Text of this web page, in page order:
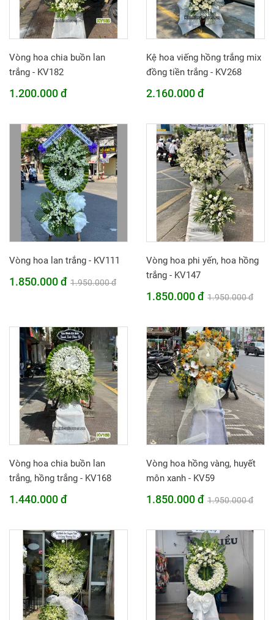
Vòng hoa chia buồn lan
trắng - KV182
1.200.000 đ
Kệ hoa viếng hồng trắng mix
đồng tiền trắng - KV268
2.160.000 đ
Vòng hoa lan trắng - KV111
1.850.000 đ 1.950.000 đ
Vòng hoa phi yến, hoa hồng
trắng - KV147
1.850.000 đ 1.950.000 đ
Vòng hoa chia buồn lan
trắng, hồng trắng - KV168
1.440.000 đ
Vòng hoa hồng vàng, huyết
môn xanh - KV59
1.850.000 đ 1.950.000 đ